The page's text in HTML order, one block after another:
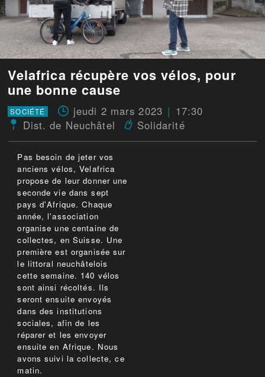
Velafrica récupère vos vélos, pour
une bonne cause
SOCIÉTÉ jeudi 2 mars 2023
17:30
Dist. de Neuchâtel
Solidarité
Pas besoin de jeter vos
anciens vélos, Velafrica
propose de leur donner une
seconde vie dans sept
pays d'Afrique. Chaque
année, l'association
organise une centaine de
collectes, en Suisse. Une
première est organisée sur
le littoral neuchâtelois
cette semaine. 140 vélos
sont ainsi récoltés. Ils
seront ensuite envoyés
dans des institutions
sociales, afin de les
réparer et les envoyer
ensuite en Afrique. Nous
avons suivi la collecte, ce
matin.